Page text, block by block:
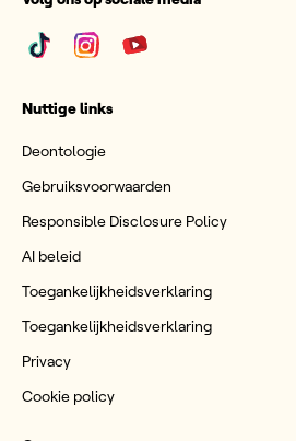
Nuttige links
Deontologie
Gebruiksvoorwaarden
Responsible Disclosure Policy
AI beleid
Toegankelijkheidsverklaring
Toegankelijkheidsverklaring
Privacy
Cookie policy